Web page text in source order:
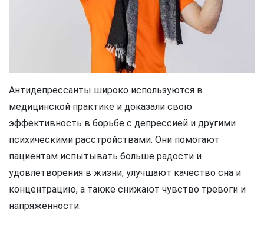
Антидепрессанты широко используются в
медицинской практике и доказали свою
эффективность в борьбе с депрессией и другими
психическими расстройствами. Они помогают
пациентам испытывать больше радости и
удовлетворения в жизни, улучшают качество сна и
концентрацию, а также снижают чувство тревоги и
напряженности.